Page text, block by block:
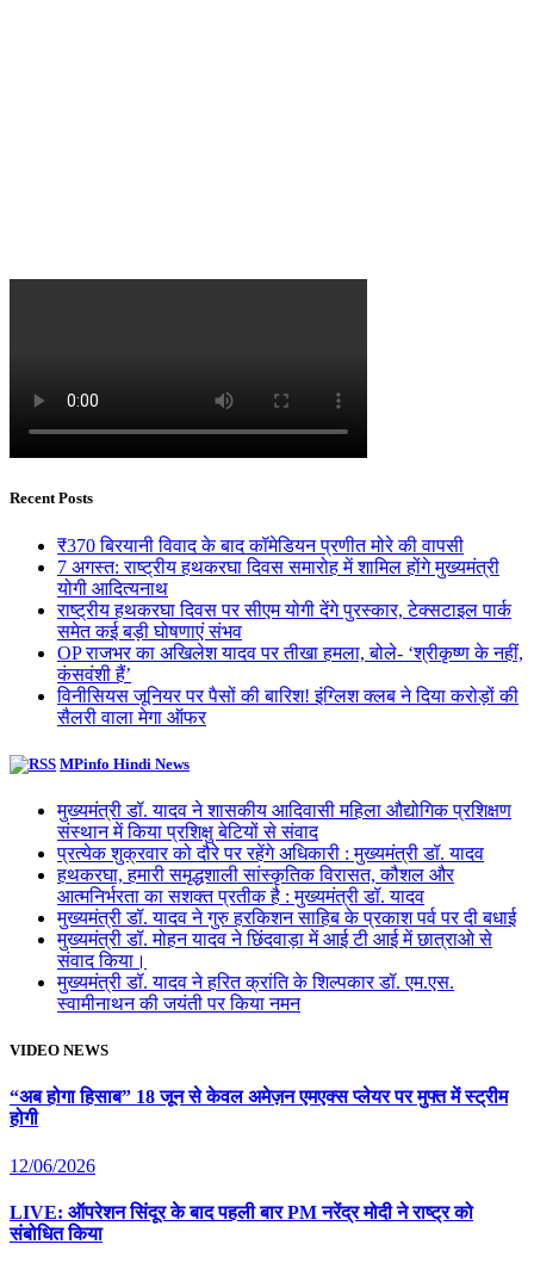
Recent Posts
₹370 बिरयानी विवाद के बाद कॉमेडियन प्रणीत मोरे की वापसी
7 अगस्त: राष्ट्रीय हथकरघा दिवस समारोह में शामिल होंगे मुख्यमंत्री
योगी आदित्यनाथ
राष्ट्रीय हथकरघा दिवस पर सीएम योगी देंगे पुरस्कार, टेक्सटाइल पार्क
समेत कई बड़ी घोषणाएं संभव
OP राजभर का अखिलेश यादव पर तीखा हमला, बोले- ‘श्रीकृष्ण के नहीं,
कंसवंशी हैं’
विनीसियस जूनियर पर पैसों की बारिश! इंग्लिश क्लब ने दिया करोड़ों की
सैलरी वाला मेगा ऑफर
MPinfo Hindi News
मुख्यमंत्री डॉ. यादव ने शासकीय आदिवासी महिला औद्योगिक प्रशिक्षण
संस्थान में किया प्रशिक्षु बेटियों से संवाद
प्रत्येक शुक्रवार को दौरे पर रहेंगे अधिकारी : मुख्यमंत्री डॉ. यादव
हथकरघा, हमारी समृद्धशाली सांस्कृतिक विरासत, कौशल और
आत्मनिर्भरता का सशक्त प्रतीक है : मुख्यमंत्री डॉ. यादव
मुख्यमंत्री डॉ. यादव ने गुरु हरकिशन साहिब के प्रकाश पर्व पर दी बधाई
मुख्यमंत्री डॉ. मोहन यादव ने छिंदवाड़ा में आई टी आई में छात्राओ से
संवाद किया।
मुख्यमंत्री डॉ. यादव ने हरित क्रांति के शिल्पकार डॉ. एम.एस.
स्वामीनाथन की जयंती पर किया नमन
VIDEO NEWS
“अब होगा हिसाब” 18 जून से केवल अमेज़न एमएक्स प्लेयर पर मुफ्त में स्ट्रीम
होगी
12/06/2026
LIVE: ऑपरेशन सिंदूर के बाद पहली बार PM नरेंद्र मोदी ने राष्ट्र को
संबोधित किया